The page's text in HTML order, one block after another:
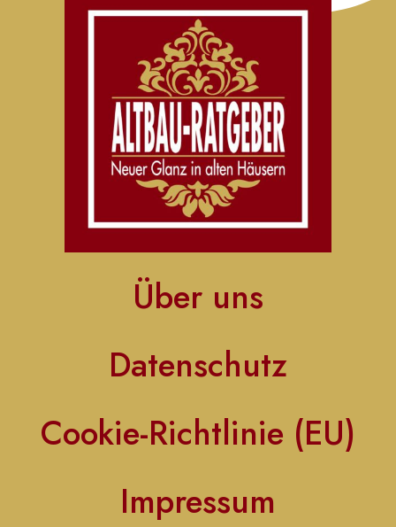
Über uns
Datenschutz
Cookie-Richtlinie (EU)
Impressum